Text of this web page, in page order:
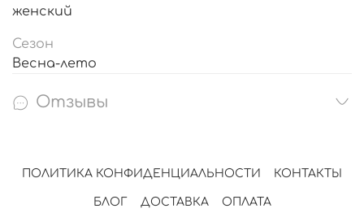
женский
Сезон
Весна-лето
Отзывы
ПОЛИТИКА КОНФИДЕНЦИАЛЬНОСТИ КОНТАКТЫ
БЛОГ ДОСТАВКА ОПЛАТА